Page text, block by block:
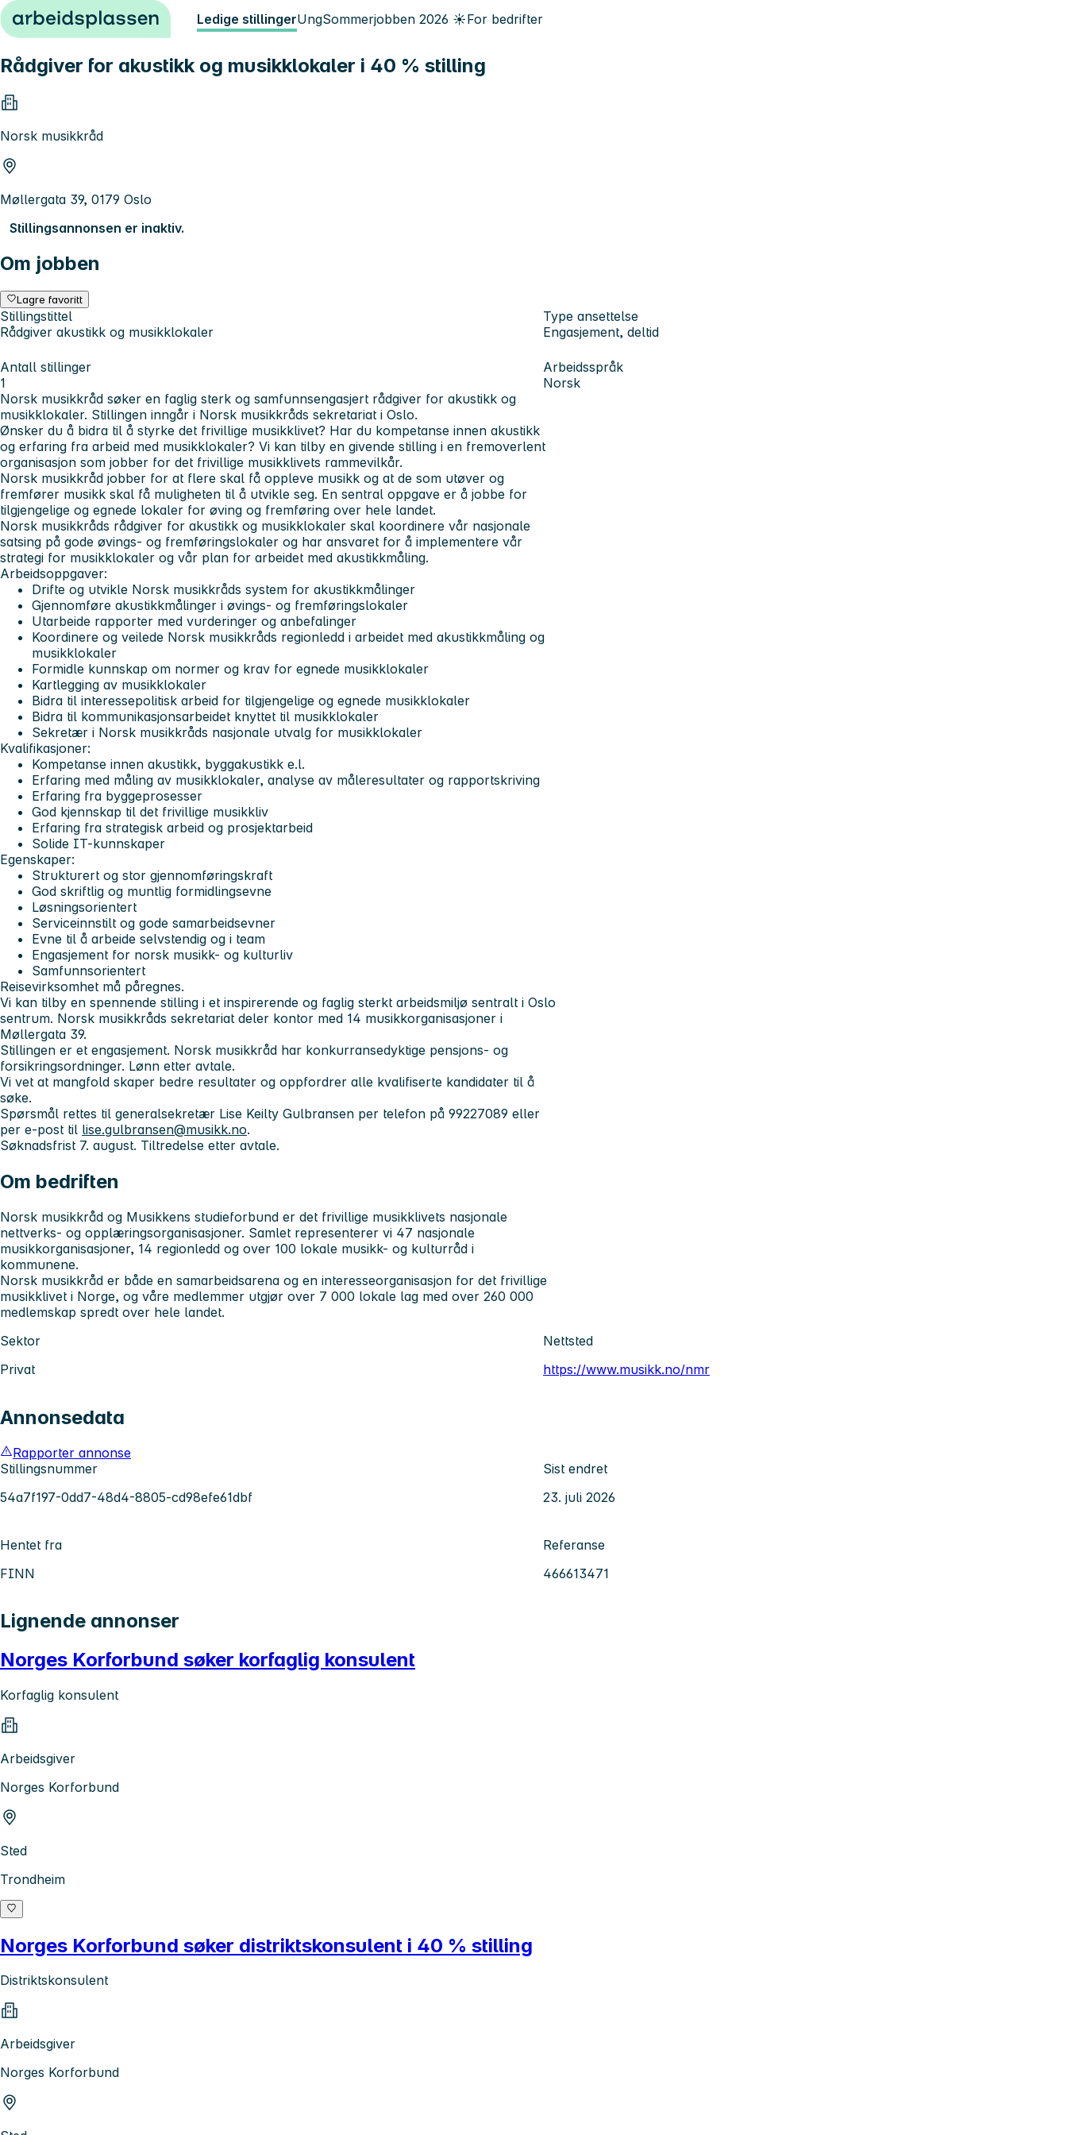
Hopp til innhold Ledige stillingerUngSommerjobben 2026 ☀️For bedrifter
Rådgiver for akustikk og musikklokaler i 40 % stilling
Norsk musikkråd
Møllergata 39, 0179 Oslo
Stillingsannonsen er inaktiv.
Om jobben
Lagre favoritt
Stillingstittel
Rådgiver akustikk og musikklokaler
Type ansettelse
Engasjement, deltid
Antall stillinger
1
Arbeidsspråk
Norsk
Norsk musikkråd søker en faglig sterk og samfunnsengasjert rådgiver for akustikk og
musikklokaler. Stillingen inngår i Norsk musikkråds sekretariat i Oslo.
Ønsker du å bidra til å styrke det frivillige musikklivet? Har du kompetanse innen akustikk
og erfaring fra arbeid med musikklokaler? Vi kan tilby en givende stilling i en fremoverlent
organisasjon som jobber for det frivillige musikklivets rammevilkår.
Norsk musikkråd jobber for at flere skal få oppleve musikk og at de som utøver og
fremfører musikk skal få muligheten til å utvikle seg. En sentral oppgave er å jobbe for
tilgjengelige og egnede lokaler for øving og fremføring over hele landet.
Norsk musikkråds rådgiver for akustikk og musikklokaler skal koordinere vår nasjonale
satsing på gode øvings- og fremføringslokaler og har ansvaret for å implementere vår
strategi for musikklokaler og vår plan for arbeidet med akustikkmåling.
Arbeidsoppgaver:
Drifte og utvikle Norsk musikkråds system for akustikkmålinger
Gjennomføre akustikkmålinger i øvings- og fremføringslokaler
Utarbeide rapporter med vurderinger og anbefalinger
Koordinere og veilede Norsk musikkråds regionledd i arbeidet med akustikkmåling og
musikklokaler
Formidle kunnskap om normer og krav for egnede musikklokaler
Kartlegging av musikklokaler
Bidra til interessepolitisk arbeid for tilgjengelige og egnede musikklokaler
Bidra til kommunikasjonsarbeidet knyttet til musikklokaler
Sekretær i Norsk musikkråds nasjonale utvalg for musikklokaler
Kvalifikasjoner:
Kompetanse innen akustikk, byggakustikk e.l.
Erfaring med måling av musikklokaler, analyse av måleresultater og rapportskriving
Erfaring fra byggeprosesser
God kjennskap til det frivillige musikkliv
Erfaring fra strategisk arbeid og prosjektarbeid
Solide IT-kunnskaper
Egenskaper:
Strukturert og stor gjennomføringskraft
God skriftlig og muntlig formidlingsevne
Løsningsorientert
Serviceinnstilt og gode samarbeidsevner
Evne til å arbeide selvstendig og i team
Engasjement for norsk musikk- og kulturliv
Samfunnsorientert
Reisevirksomhet må påregnes.
Vi kan tilby en spennende stilling i et inspirerende og faglig sterkt arbeidsmiljø sentralt i Oslo
sentrum. Norsk musikkråds sekretariat deler kontor med 14 musikkorganisasjoner i
Møllergata 39.
Stillingen er et engasjement. Norsk musikkråd har konkurransedyktige pensjons- og
forsikringsordninger. Lønn etter avtale.
Vi vet at mangfold skaper bedre resultater og oppfordrer alle kvalifiserte kandidater til å
søke.
Spørsmål rettes til generalsekretær Lise Keilty Gulbransen per telefon på 99227089 eller
per e-post til lise.gulbransen@musikk.no.
Søknadsfrist 7. august. Tiltredelse etter avtale.
Om bedriften
Norsk musikkråd og Musikkens studieforbund er det frivillige musikklivets nasjonale
nettverks- og opplæringsorganisasjoner. Samlet representerer vi 47 nasjonale
musikkorganisasjoner, 14 regionledd og over 100 lokale musikk- og kulturråd i
kommunene.
Norsk musikkråd er både en samarbeidsarena og en interesseorganisasjon for det frivillige
musikklivet i Norge, og våre medlemmer utgjør over 7 000 lokale lag med over 260 000
medlemskap spredt over hele landet.
Sektor
Privat
Nettsted
https://www.musikk.no/nmr
Annonsedata
Rapporter annonse
Stillingsnummer
54a7f197-0dd7-48d4-8805-cd98efe61dbf
Sist endret
23. juli 2026
Hentet fra
FINN
Referanse
466613471
Lignende annonser
Norges Korforbund søker korfaglig konsulent
Korfaglig konsulent
Arbeidsgiver
Norges Korforbund
Sted
Trondheim
Norges Korforbund søker distriktskonsulent i 40 % stilling
Distriktskonsulent
Arbeidsgiver
Norges Korforbund